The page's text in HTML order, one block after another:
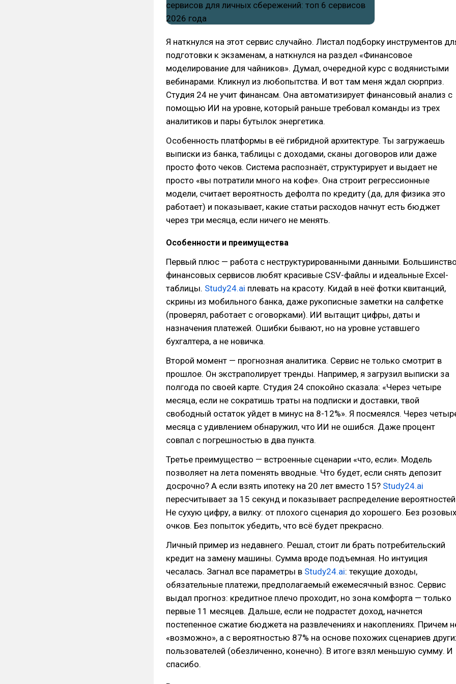
Я наткнулся на этот сервис случайно. Листал подборку инструментов
подготовки к экзаменам, а наткнулся на раздел «Финансовое
моделирование для чайников». Думал, очередной курс с водянистыми
вебинарами. Кликнул из любопытства. И вот там меня ждал сюрприз.
Студия 24 не учит финансам. Она автоматизирует финансовый анализ с
помощью ИИ на уровне, который раньше требовал команды из трех
аналитиков и пары бутылок энергетика.
Особенность платформы в её гибридной архитектуре. Ты загружаешь
выписки из банка, таблицы с доходами, сканы договоров или даже
просто фото чеков. Система распознаёт, структурирует и выдает не
просто «вы потратили много на кофе». Она строит регрессионные
модели, считает вероятность дефолта по кредиту (да, для физика это
работает) и показывает, какие статьи расходов начнут есть бюджет
через три месяца, если ничего не менять.
Особенности и преимущества
Первый плюс — работа с неструктурированными данными.
финансовых сервисов любят красивые CSV-файлы и идеальные Excel-
таблицы. Study24.ai плевать на красоту. Кидай в неё фотки квитанций,
скрины из мобильного банка, даже рукописные заметки на салфетке
(проверял, работает с оговорками). ИИ вытащит цифры, даты и
назначения платежей. Ошибки бывают, но на уровне уставшего
бухгалтера, а не новичка.
Второй момент — прогнозная аналитика. Сервис не только смотрит в
прошлое. Он экстраполирует тренды. Например, я загрузил выписки за
полгода по своей карте. Студия 24 спокойно сказала: «Через четыре
месяца, если не сократишь траты на подписки и доставки, твой
свободный остаток уйдет в минус на 8-12%». Я посмеялся. Через
месяца с удивлением обнаружил, что ИИ не ошибся. Даже процент
совпал с погрешностью в два пункта.
Третье преимущество — встроенные сценарии «что, если». Модель
позволяет на лета поменять вводные. Что будет, если снять депозит
досрочно? А если взять ипотеку на 20 лет вместо 15? Study24.ai
пересчитывает за 15 секунд и показывает распределение
Не сухую цифру, а вилку: от плохого сценария до хорошего. Без розовых
очков. Без попыток убедить, что всё будет прекрасно.
Личный пример из недавнего. Решал, стоит ли брать потребительский
кредит на замену машины. Сумма вроде подъемная. Но интуиция
чесалась. Загнал все параметры в Study24.ai: текущие доходы,
обязательные платежи, предполагаемый ежемесячный взнос. Сервис
выдал прогноз: кредитное плечо проходит, но зона комфорта — только
первые 11 месяцев. Дальше, если не подрастет доход, начнется
постепенное сжатие бюджета на развлечениях и накоплениях. Причем
«возможно», а с вероятностью 87% на основе похожих сценариев
пользователей (обезличенно, конечно). В итоге взял меньшую сумму. И
спасибо.